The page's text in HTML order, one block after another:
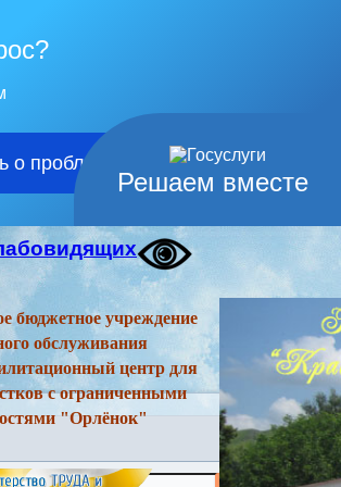
Решаем вместе
о проблеме
бюджетное учреждение
обслуживания
центр для
с ограниченными
"Орлёнок"